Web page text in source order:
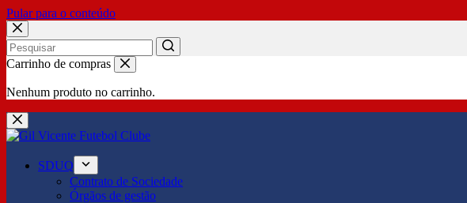
Pular para o conteúdo
No
Carrinho de compras
Nenhum produto no carrinho.
SDUQ
Contrato de Sociedade
Órgãos de gestão